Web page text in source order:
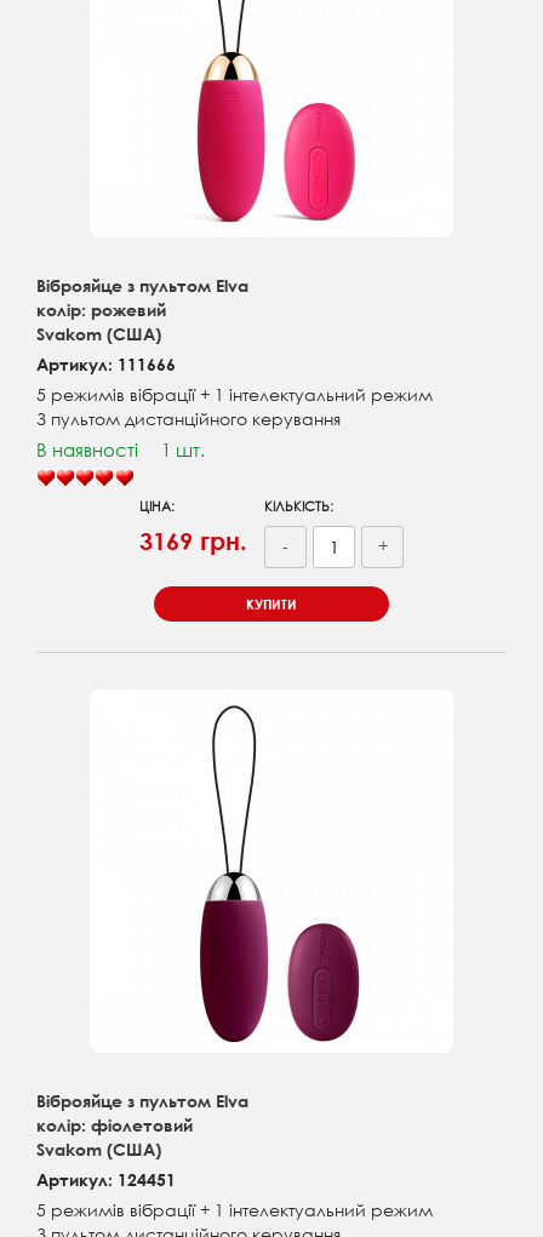
Віброяйце з пультом Elva
колір: рожевий
Svakom (США)
Артикул: 111666
5 режимів вібрації + 1 інтелектуальний режим
З пультом дистанційного керування
В наявності 1 шт.
ЦІНА:
3169 грн.
КІЛЬКІСТЬ:
- +
КУПИТИ
Віброяйце з пультом Elva
колір: фіолетовий
Svakom (США)
Артикул: 124451
5 режимів вібрації + 1 інтелектуальний режим